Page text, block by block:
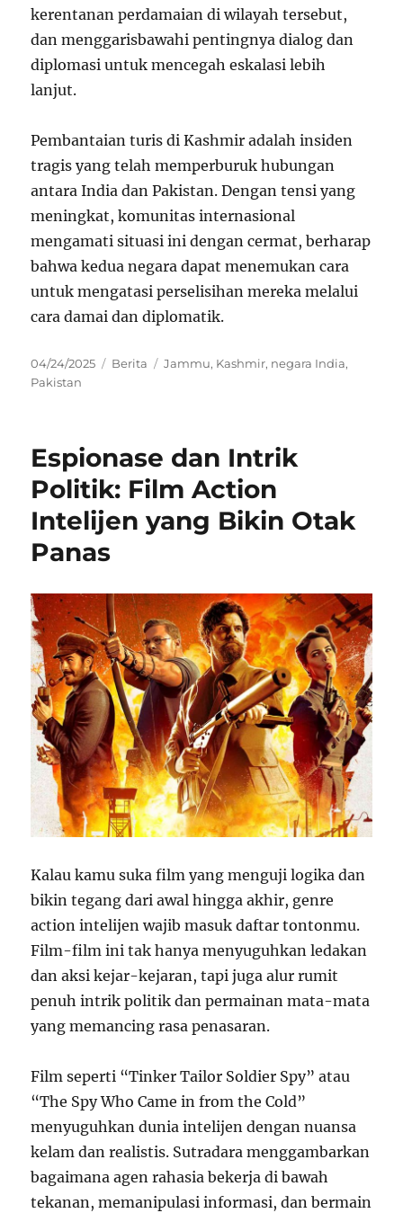
kerentanan perdamaian di wilayah tersebut,
dan menggarisbawahi pentingnya dialog dan
diplomasi untuk mencegah eskalasi lebih
lanjut.
Pembantaian turis di Kashmir adalah insiden
tragis yang telah memperburuk hubungan
antara India dan Pakistan. Dengan tensi yang
meningkat, komunitas internasional
mengamati situasi ini dengan cermat, berharap
bahwa kedua negara dapat menemukan cara
untuk mengatasi perselisihan mereka melalui
cara damai dan diplomatik.
Posted
on
04/24/2025 Categories
Berita Tags
Jammu, Kashmir, negara India,
Pakistan
Espionase dan Intrik
Politik: Film Action
Intelijen yang Bikin Otak
Panas
Kalau kamu suka film yang menguji logika dan
bikin tegang dari awal hingga akhir, genre
action intelijen wajib masuk daftar tontonmu.
Film-film ini tak hanya menyuguhkan ledakan
dan aksi kejar-kejaran, tapi juga alur rumit
penuh intrik politik dan permainan mata-mata
yang memancing rasa penasaran.
Film seperti “Tinker Tailor Soldier Spy” atau
“The Spy Who Came in from the Cold”
menyuguhkan dunia intelijen dengan nuansa
kelam dan realistis. Sutradara menggambarkan
bagaimana agen rahasia bekerja di bawah
tekanan, memanipulasi informasi, dan bermain